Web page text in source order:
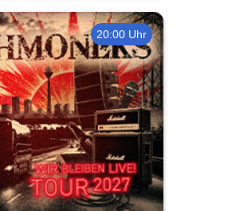
20:00 Uhr